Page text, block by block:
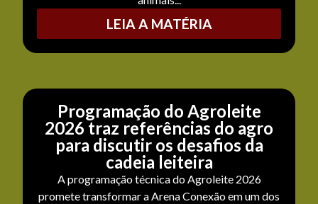
LEIA A MATÉRIA
Programação do Agroleite
2026 traz referências do agro
para discutir os desafios da
cadeia leiteira
A programação técnica do Agroleite 2026
promete transformar a Arena Conexão em um dos